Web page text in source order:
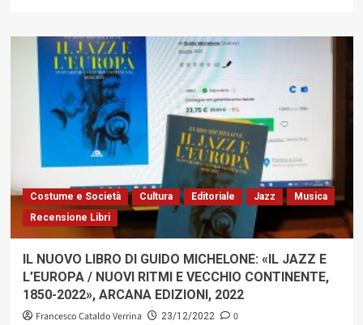
su
«VOL.
1:
MUSIC
OF
HENDERSON,
SHORTER
&
COLTRANE»
PIETRO
PANCELLA
COLLECTIVE,
COME
IN
PUNTA
DI
PIEDI
Costume e Società Cultura Editoriale Jazz
Musica
Recensione Libri
IL NUOVO LIBRO DI GUIDO MICHELONE: «IL JAZZ E
L’EUROPA / NUOVI RITMI E VECCHIO CONTINENTE,
1850-2022», ARCANA EDIZIONI, 2022
Francesco Cataldo Verrina 23/12/2022
0